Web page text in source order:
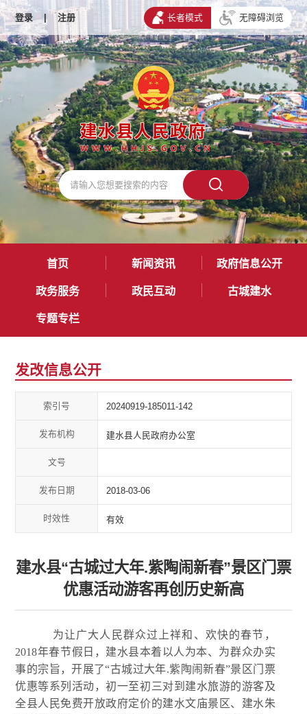
登录 | 注册 长者模式 无障碍浏览
首页 新闻资讯 政府信息公开
政务服务 政民互动 古城建水
专题专栏
发改信息公开
索引号 20240919-185011-142
发布机构 建水县人民政府办公室
文号
发布日期 2018-03-06
时效性 有效
建水县“古城过大年.紫陶闹新春”景区门票
优惠活动游客再创历史新高
为让广大人民群众过上祥和、欢快的春节，
2018年春节假日，建水县本着以人为本、为群众办实
事的宗旨，开展了“古城过大年.紫陶闹新春”景区门票
优惠等系列活动，初一至初三对到建水旅游的游客及
全县人民免费开放政府定价的建水文庙景区、建水朱